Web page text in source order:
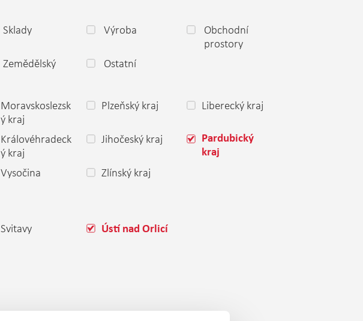
Sklady Výroba
Obchodní
prostory
Zemědělský Ostatní
Moravskoslezsk
ý kraj
Plzeňský kraj Liberecký kraj
Královéhradeck
ý kraj
Jihočeský kraj
Pardubický
kraj
Vysočina Zlínský kraj
Svitavy Ústí nad Orlicí